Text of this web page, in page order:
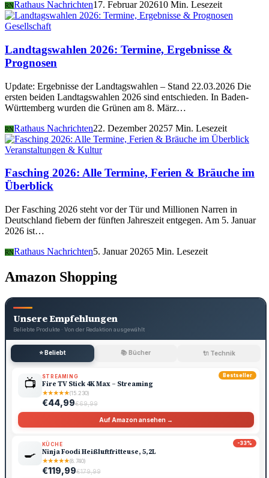
RNRathaus Nachrichten17. Februar 202610 Min. Lesezeit
Gesellschaft
Landtagswahlen 2026: Termine, Ergebnisse &
Prognosen
Update: Ergebnisse der Landtagswahlen – Stand 22.03.2026 Die
ersten beiden Landtagswahlen 2026 sind entschieden. In Baden-
Württemberg wurden die Grünen am 8. März…
RNRathaus Nachrichten22. Dezember 20257 Min. Lesezeit
Veranstaltungen & Kultur
Fasching 2026: Alle Termine, Ferien & Bräuche im
Überblick
Der Fasching 2026 steht vor der Tür und Millionen Narren in
Deutschland fiebern der fünften Jahreszeit entgegen. Am 5. Januar
2026 ist…
RNRathaus Nachrichten5. Januar 20265 Min. Lesezeit
Amazon Shopping
Unsere Empfehlungen
Beliebte Produkte · Von der Redaktion ausgewählt
⭐ Beliebt 📚 Bücher 🔌 Technik
Bestseller
📺 STREAMING
Fire TV Stick 4K Max – Streaming
★★★★★(15.230)
€44,99€69,99
Auf Amazon ansehen →
-33%
🍳
KÜCHE
Ninja Foodi Heißluftfritteuse, 5,2L
★★★★★(8.740)
€119,99€179,99